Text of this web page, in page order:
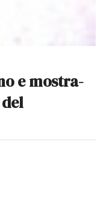
e mostra-